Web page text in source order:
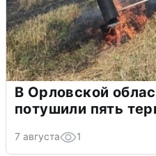
В Орловской
потушили пять
7 августа 1